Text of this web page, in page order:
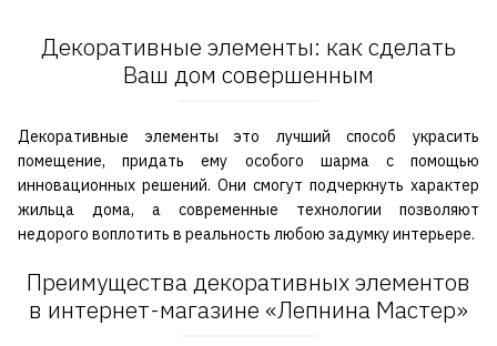
Декоративные элементы: как сделать
Ваш дом совершенным
Декоративные элементы это лучший способ украсить
помещение, придать ему особого шарма с помощью
инновационных решений. Они смогут подчеркнуть характер
жильца дома, а современные технологии позволяют
недорого воплотить в реальность любою задумку интерьере.
Преимущества декоративных элементов
в интернет-магазине «Лепнина Мастер»